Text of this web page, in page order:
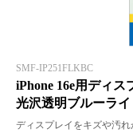
SMF-IP251FLKBC
iPhone 16e用ディス
光沢透明ブルーライ
ディスプレイをキズや汚れ